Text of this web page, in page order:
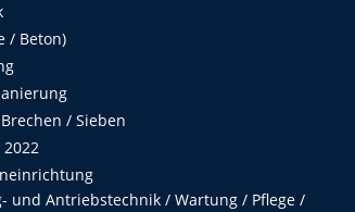
/ Beton)
/ Sieben
2022
und Antriebstechnik / Wartung / Pflege /